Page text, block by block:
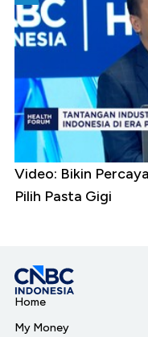
Video: Bikin
Pilih Pasta Gigi
Home
My Money